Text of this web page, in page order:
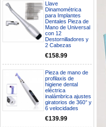
Llave
Dinamométrica
para Implantes
Dentales Pieza de
Mano de Universal
con 12
Destornilladores y
2 Cabezas
€158.99
Pieza de mano de
profilaxis de
higiene dental
eléctrica
inalámbrica ajustes
giratorios de 360° y
6 velocidades
€139.99
Boa noite gostaria de saber se
seria possível entrega em
Portugal e quanto tempo no
máximo demoraria pra a morada
av Francisco Sá Carneiro n40
5430-423 Valpacos do seguinte
produto - Motor eléctrico dental
inalámbrico IPR pieza de mano
ortodoncia y pulido 2 en 1.
Rita
29/07/2026
Mi formulario de pedido: S /